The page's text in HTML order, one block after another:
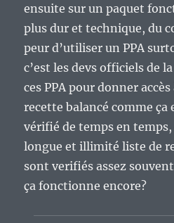
ensuite sur un paquet
plus dur et technique, du
peur d’utiliser un PPA
c’est les devs officiels de
ces PPA pour donner
recette balancé comme ça
vérifié de temps en temps,
longue et illimité liste de
sont verifiés assez
ça fonctionne encore?